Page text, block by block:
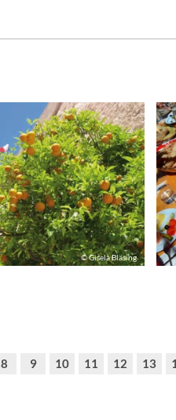
© Gisela Bläsing
8 9 10 11 12 13